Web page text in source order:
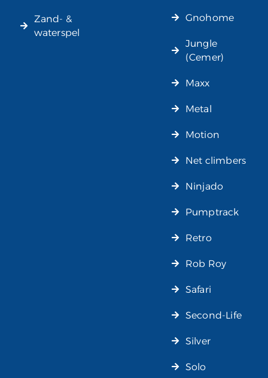
Zand- &
waterspel
Gnohome
Jungle
(Cemer)
Maxx
Metal
Motion
Net climbers
Ninjado
Pumptrack
Retro
Rob Roy
Safari
Second-Life
Silver
Solo